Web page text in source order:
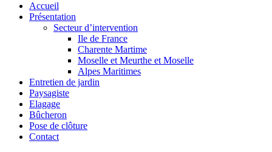
Accueil
Présentation
Secteur d’intervention
Ile de France
Charente Martime
Moselle et Meurthe et Moselle
Alpes Maritimes
Entretien de jardin
Paysagiste
Elagage
Bûcheron
Pose de clôture
Contact